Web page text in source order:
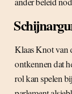
Klaas Knot van
ontkennen dat
rol kan spelen